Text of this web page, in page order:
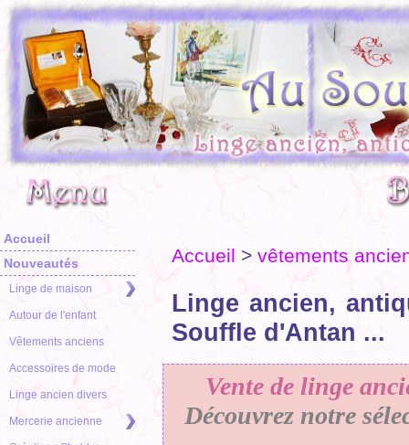
Accueil
Nouveautés
Linge de maison
Autour de l'enfant
Vêtements anciens
Accessoires de mode
Linge ancien divers
Mercerie ancienne
Accueil > vêtements
Linge ancien,
Souffle d'Antan ...
Vente de linge
Découvrez notre